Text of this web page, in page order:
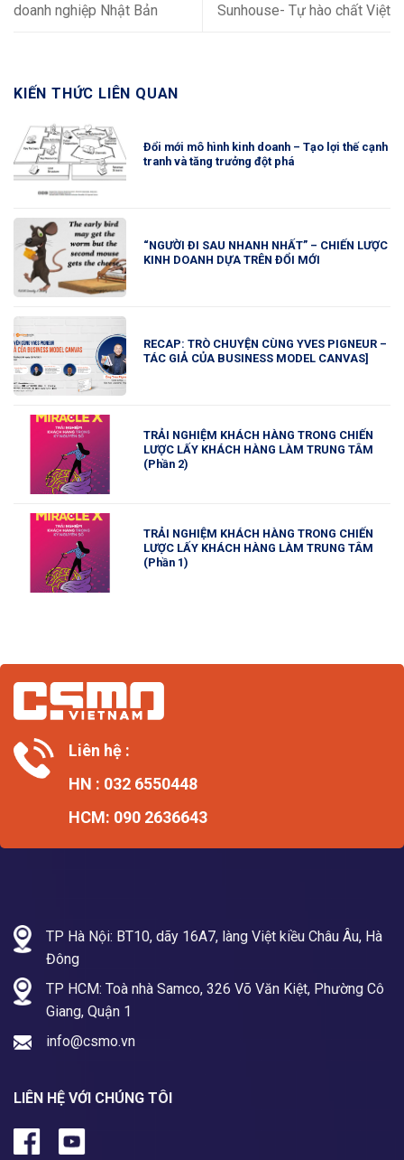
doanh nghiệp Nhật Bản
Sunhouse- Tự hào chất Việt
KIẾN THỨC LIÊN QUAN
Đổi mới mô hình kinh doanh – Tạo lợi thế cạnh
tranh và tăng trưởng đột phá
“NGƯỜI ĐI SAU NHANH NHẤT” – CHIẾN LƯỢC
KINH DOANH DỰA TRÊN ĐỔI MỚI
RECAP: TRÒ CHUYỆN CÙNG YVES PIGNEUR –
TÁC GIẢ CỦA BUSINESS MODEL CANVAS]
TRẢI NGHIỆM KHÁCH HÀNG TRONG CHIẾN
LƯỢC LẤY KHÁCH HÀNG LÀM TRUNG TÂM
(Phần 2)
TRẢI NGHIỆM KHÁCH HÀNG TRONG CHIẾN
LƯỢC LẤY KHÁCH HÀNG LÀM TRUNG TÂM
(Phần 1)
Liên hệ :
HN : 032 6550448
HCM: 090 2636643
TP Hà Nội: BT10, dãy 16A7, làng Việt kiều Châu Âu, Hà
Đông
TP HCM: Toà nhà Samco, 326 Võ Văn Kiệt, Phường Cô
Giang, Quận 1
info@csmo.vn
LIÊN HỆ VỚI CHÚNG TÔI